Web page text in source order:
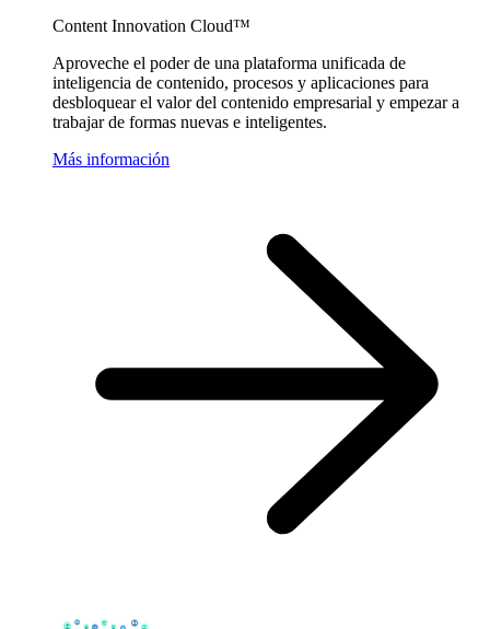
Content Innovation Cloud™
Aproveche el poder de una plataforma unificada de
inteligencia de contenido, procesos y aplicaciones para
desbloquear el valor del contenido empresarial y empezar a
trabajar de formas nuevas e inteligentes.
Más información